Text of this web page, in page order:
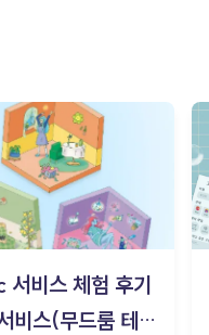
비스 체험 후기
비스(무드룸 테스